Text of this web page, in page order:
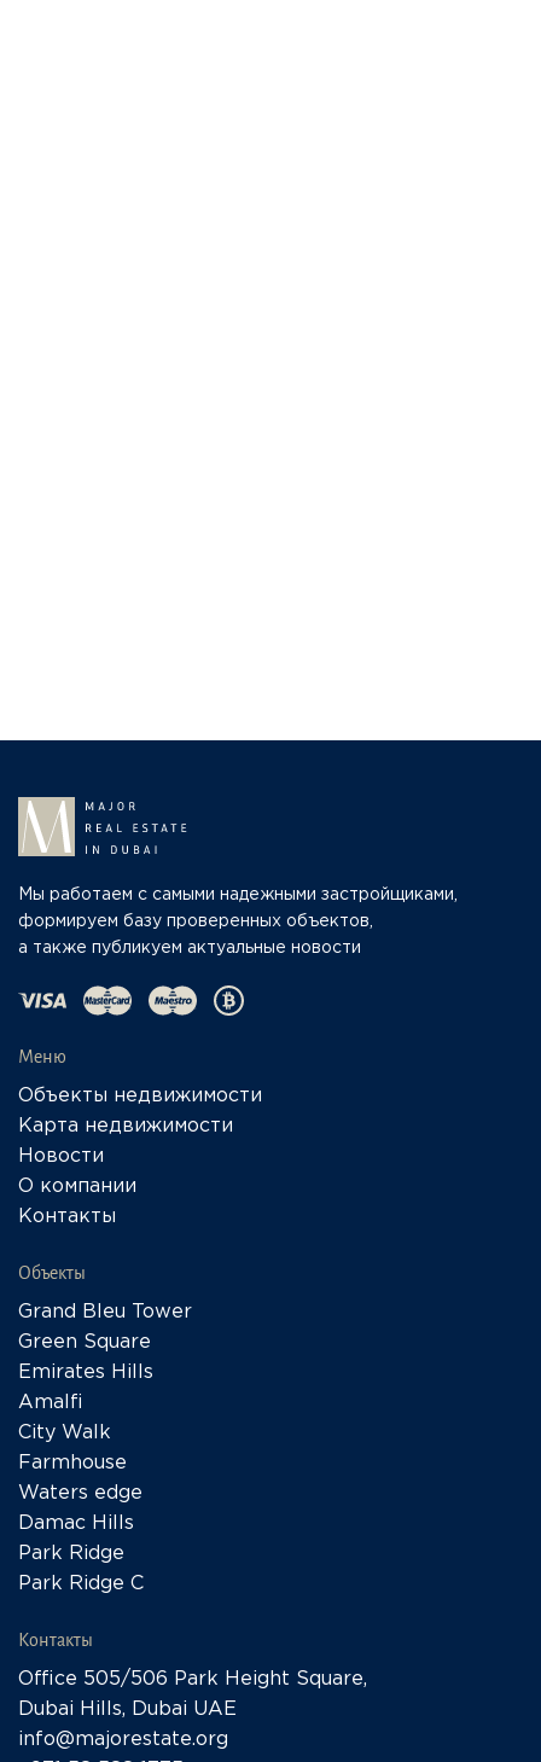
Мы работаем с самыми надежными застройщиками,
формируем базу проверенных объектов,
а также публикуем актуальные новости
Меню
Объекты недвижимости
Карта недвижимости
Новости
О компании
Контакты
Объекты
Grand Bleu Tower
Green Square
Emirates Hills
Amalfi
City Walk
Farmhouse
Waters edge
Damac Hills
Park Ridge
Park Ridge C
Контакты
Office 505/506 Park Height Square,
Dubai Hills, Dubai UAE
info@majorestate.org